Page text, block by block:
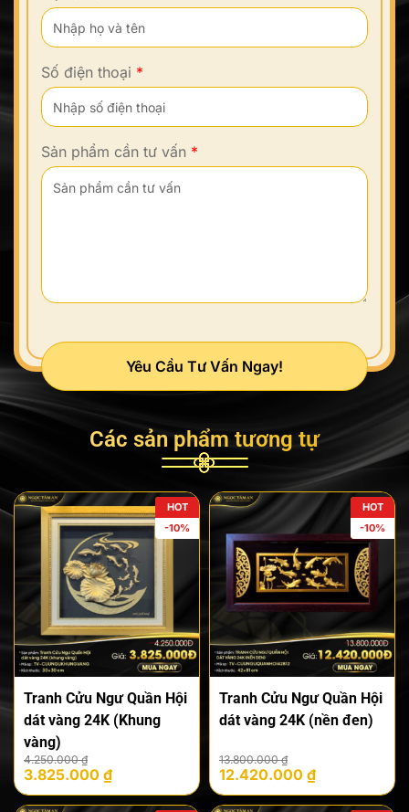
Số điện thoại *
Sản phẩm cần tư vấn *
Yêu Cầu Tư Vấn Ngay!
Các sản phẩm tương tự
HOT
-10%
Tranh Cửu Ngư Quần Hội
dát vàng 24K (Khung
vàng)
4.250.000₫
Giá
gốc
là:
3.825.000 ₫
Giá
hiện
tại
HOT
-10%
Tranh Cửu Ngư Quần Hội
dát vàng 24K (nền đen)
13.800.000₫
Giá
gốc
là:
12.420.000 ₫
Giá
hiện
tại